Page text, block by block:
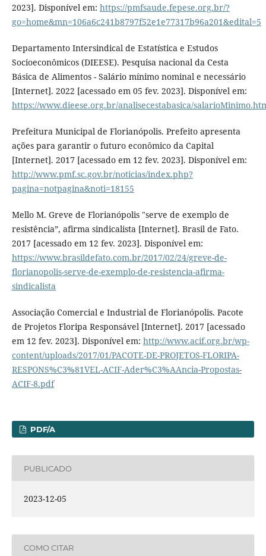
2023]. Disponível em: https://pmfsaude.fepese.org.br/?
go=home&mn=106a6c241b8797f52e1e77317b96a201&edital=5
Departamento Intersindical de Estatística e Estudos
Socioeconômicos (DIEESE). Pesquisa nacional da Cesta
Básica de Alimentos - Salário mínimo nominal e necessário
[Internet]. 2022 [acessado em 05 fev. 2023]. Disponível em:
https://www.dieese.org.br/analisecestabasica/
Prefeitura Municipal de Florianópolis. Prefeito apresenta
ações para garantir o futuro econômico da Capital
[Internet]. 2017 [acessado em 12 fev. 2023]. Disponível em:
http://www.pmf.sc.gov.br/noticias/index.php?
pagina=notpagina&noti=18155
Mello M. Greve de Florianópolis "serve de exemplo de
resistência”, afirma sindicalista [Internet]. Brasil de Fato.
2017 [acessado em 12 fev. 2023]. Disponível em:
https://www.brasildefato.com.br/2017/02/24/greve-de-
florianopolis-serve-de-exemplo-de-resistencia-afirma-
sindicalista
Associação Comercial e Industrial de Florianópolis. Pacote
de Projetos Floripa Responsável [Internet]. 2017 [acessado
em 12 fev. 2023]. Disponível em: http://www.acif.org.br/wp-
content/uploads/2017/01/PACOTE-DE-PROJETOS-FLORIPA-
RESPONS%C3%81VEL-ACIF-Ader%C3%AAncia-Propostas-
ACIF-8.pdf
PDF/A
PUBLICADO
2023-12-05
COMO CITAR